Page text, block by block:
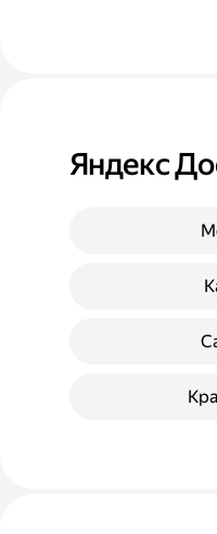
Яндекс